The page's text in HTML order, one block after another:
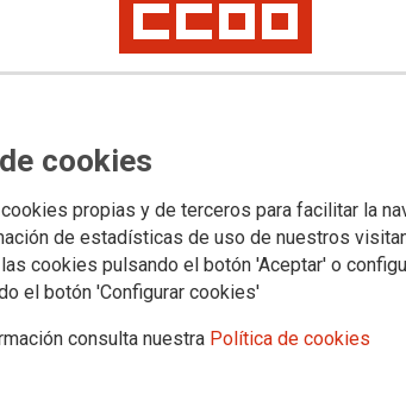
cookies
propias y de terceros para facilitar la
de estadísticas de uso de nuestros
cookies pulsando el botón 'Aceptar' o
el botón 'Configurar cookies'
consulta nuestra Política de cookies
Vídeos Imágenes Congresos